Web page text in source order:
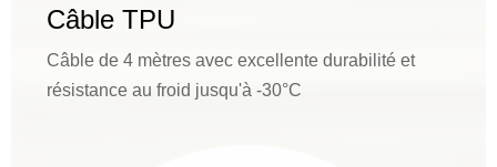
Câble TPU
Câble de 4 mètres avec excellente durabilité et
résistance au froid jusqu'à -30°C